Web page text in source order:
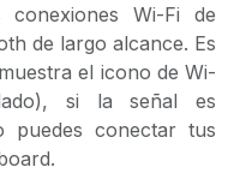
conexiones Wi-Fi de
de largo alcance. Es
el icono de Wi-
si la señal es
puedes conectar tus